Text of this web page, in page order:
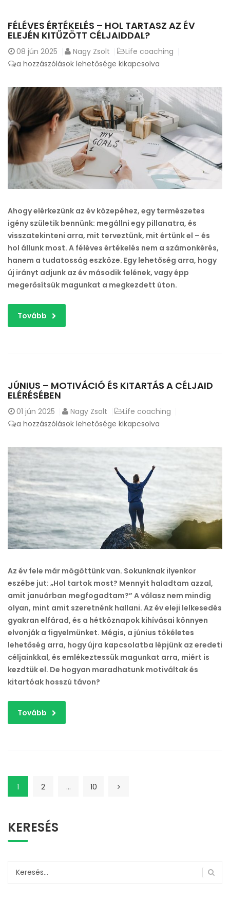
FÉLÉVES ÉRTÉKELÉS – HOL TARTASZ AZ ÉV
ELEJÉN KITŰZÖTT CÉLJAIDDAL?
08 jún 2025 Nagy Zsolt
Life coaching
Féléves
–
Hol
tartasz
az
év
elején
kitűzött
céljaiddal?
bejegyzéshez
a hozzászólások lehetősége kikapcsolva
Ahogy elérkezünk az év közepéhez, egy természetes
igény születik bennünk: megállni egy pillanatra, és
visszatekinteni arra, mit terveztünk, mit értünk el – és
hol állunk most. A féléves értékelés nem a számonkérés,
hanem a tudatosság eszköze. Egy lehetőség arra, hogy
új irányt adjunk az év második felének, vagy épp
megerősítsük magunkat a megkezdett úton.
Tovább
JÚNIUS – MOTIVÁCIÓ ÉS KITARTÁS A CÉLJAID
ELÉRÉSÉBEN
01 jún 2025 Nagy Zsolt
Life coaching
Június
Motiváció
kitartás
a
céljaid
elérésében
bejegyzéshez
a hozzászólások lehetősége kikapcsolva
Az év fele már mögöttünk van. Sokunknak ilyenkor
eszébe jut: „Hol tartok most? Mennyit haladtam azzal,
amit januárban megfogadtam?” A válasz nem mindig
olyan, mint amit szeretnénk hallani. Az év eleji lelkesedés
gyakran elfárad, és a hétköznapok kihívásai könnyen
elvonják a figyelmünket. Mégis, a június tökéletes
lehetőség arra, hogy újra kapcsolatba lépjünk az eredeti
céljainkkal, és emlékeztessük magunkat arra, miért is
kezdtük el. De hogyan maradhatunk motiváltak és
kitartóak hosszú távon?
Tovább
1 2 … 10
KERESÉS
Keresés: